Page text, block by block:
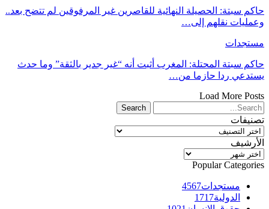
حاكم سبتة: الحصيلة النهائية للقاصرين غير المرفوقين لم تتضح بعد..
وعمليات نقلهم إلى…
مستجدات
حاكم سبتة المحتلة: المغرب أثبت أنه “غير جدير بالثقة” وما حدث
يستدعي ردا حازما من…
Load More Posts
تصنيفات
تصنيفات
الأرشيف
الأرشيف
Popular Categories
مستجدات4567
الدولية1717